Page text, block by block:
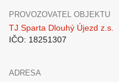
PROVOZOVATEL OBJEKTU
TJ Sparta Dlouhý Újezd z.s.
IČO: 18251307
ADRESA